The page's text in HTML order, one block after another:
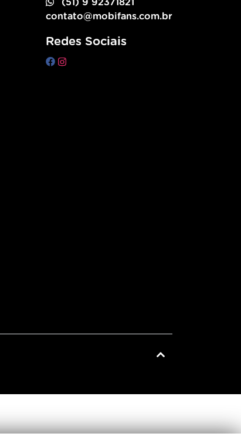
(51) 9 92371821
contato@mobifans.com.br
Redes Sociais